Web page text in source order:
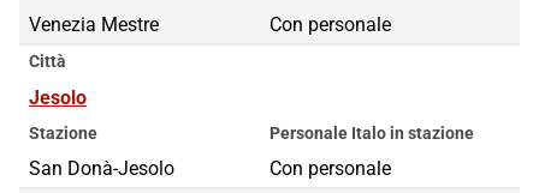
Venezia Mestre Con personale
Città
Jesolo
Stazione
San Donà-Jesolo
Personale Italo in stazione
Con personale